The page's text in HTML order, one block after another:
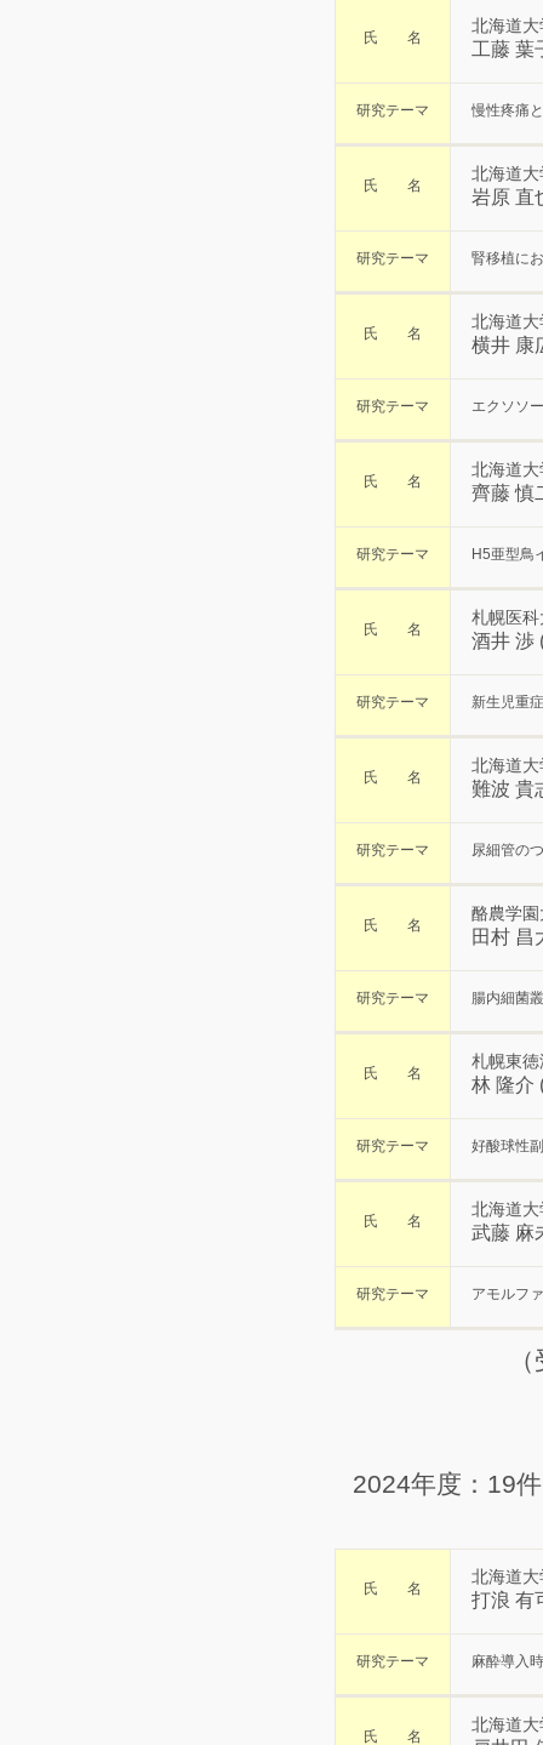
氏 名
北海道
工藤 葉
研究テーマ 慢性疼痛
氏 名
北海道
岩原 直
研究テーマ 腎移植に
氏 名
北海道
横井 康
研究テーマ エクソソ
氏 名
北海道
齊藤 慎
研究テーマ H5亜型鳥
氏 名
札幌医
酒井 渉
研究テーマ 新生児重
氏 名
北海道
難波 貴
研究テーマ 尿細管の
氏 名
酪農学
田村 昌
研究テーマ 腸内細菌
氏 名
札幌東
林 隆介
研究テーマ 好酸球性
氏 名
北海道
武藤 麻
研究テーマ アモルフ
2024年度：19
氏 名
北海道
打浪 有
研究テーマ 麻酔導入
氏 名
北海道